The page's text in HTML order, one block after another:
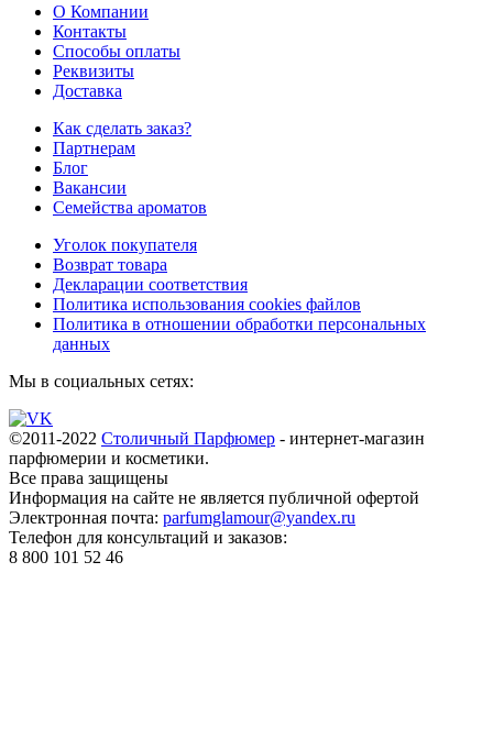
О Компании
Контакты
Способы оплаты
Реквизиты
Доставка
Как сделать заказ?
Партнерам
Блог
Вакансии
Семейства ароматов
Уголок покупателя
Возврат товара
Декларации соответствия
Политика использования cookies файлов
Политика в отношении обработки персональных
данных
Мы в социальных сетях:
©2011-2022 Столичный Парфюмер - интернет-магазин
парфюмерии и косметики.
Все права защищены
Информация на сайте не является публичной офертой
Электронная почта: parfumglamour@yandex.ru
Телефон для консультаций и заказов:
8 800 101 52 46